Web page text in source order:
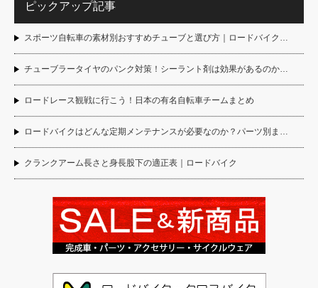
ピックアップ記事
スポーツ自転車の素材別おすすめチューブと選び方｜ロードバイク…
チューブラータイヤのパンク対策！シーラント剤は効果があるのか…
ロードレース観戦に行こう！日本の有名自転車チームまとめ
ロードバイクはどんな定期メンテナンスが必要なのか？パーツ別ま…
クランクアーム長さと身長股下の適正表｜ロードバイク